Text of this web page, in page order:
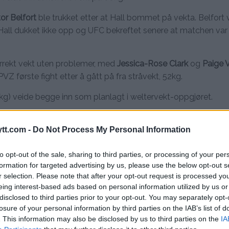
- Do Not Process My Personal Information
opt-out of the sale, sharing to third parties, or processing of your
for targeted advertising by us, please use the below opt-out
selection. Please note that after your opt-out request is processed
interest-based ads based on personal information utilized by us
to third parties prior to your opt-out. You may separately
of your personal information by third parties on the IAB’s list of
This information may also be disclosed by us to third parties on the
Belfort ble trukket etter at Hall bommet på vekta. Belfort
dukket ikke opp og UFC bekreftet senere at matchen var
vekt uten problemer, med Jessica-Rose Clarkog Paige
første fight etter å gått på fra stråvekt, 52kg.
veide begge inn som planlagt i weltervekt-oppgjøret.
Mads Burnell som veide inn ca 2kg for mye i fjærvekt.
Santiago.
ANNONS (MMA Ad Manager)
Single Incontent Video
Slug: single_incontent_video_ad
WP Admin -> MMA Ads -> Single Incontent Video